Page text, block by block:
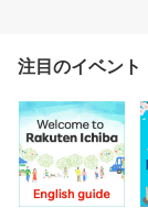
注目のイベント